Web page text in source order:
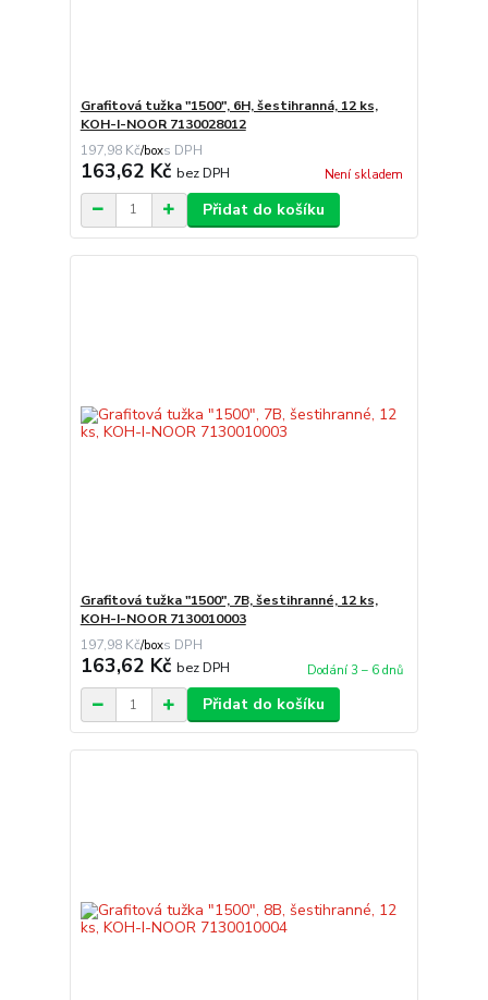
Grafitová tužka "1500", 6H, šestihranná, 12 ks,
KOH-I-NOOR 7130028012
197,98 Kč/box
163,62 Kč bez DPH Není skladem
Přidat do košíku
Grafitová tužka "1500", 7B, šestihranné, 12 ks,
KOH-I-NOOR 7130010003
197,98 Kč/box
163,62 Kč bez DPH Dodání 3 – 6 dnů
Přidat do košíku